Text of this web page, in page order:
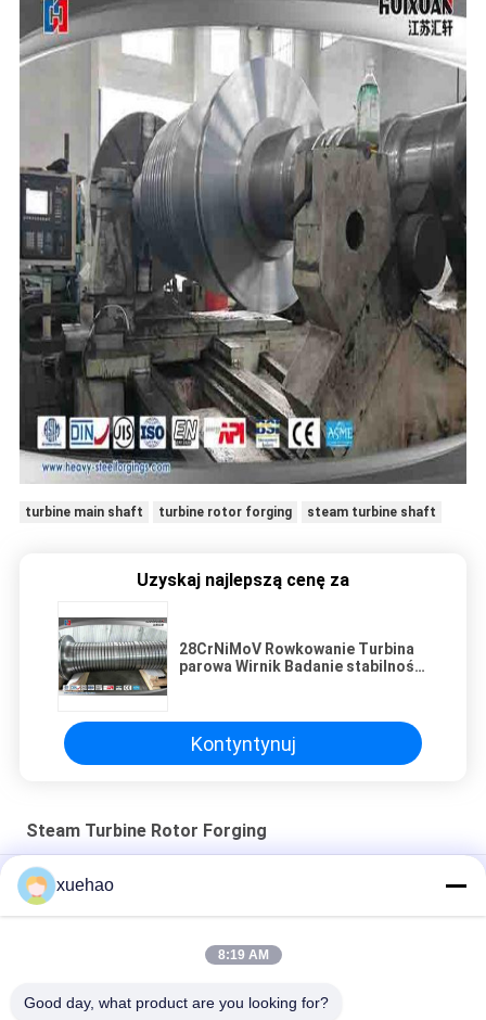
turbine main shaft turbine rotor forging steam turbine shaft
Uzyskaj najlepszą cenę za
28CrNiMoV Rowkowanie Turbina
parowa Wirnik Badanie stabilności
Kontyntynuj
Steam Turbine Rotor Forging
Kucie stali wirnika turbiny parowej z rowkowaniem, kucie stali
Super Steel Steam Turbine Rotor Forging , Mechanical Wind
xuehao
8:19 AM
Good day, what product are you looking for?